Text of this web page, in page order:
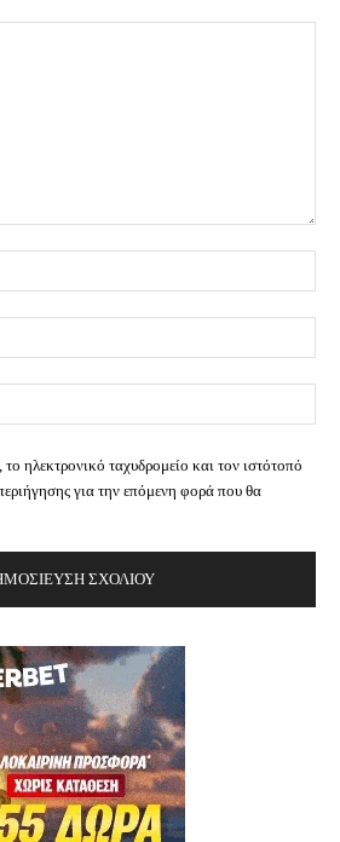
ηλεκτρονικό ταχυδρομείο και τον ιστότοπό
για την επόμενη φορά που θα